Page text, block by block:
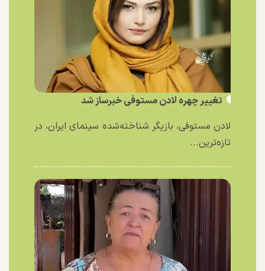
تغییر چهره لادن مستوفی خبرساز شد
لادن مستوفی، بازیگر شناخته‌شده سینمای ایران، در
تازه‌ترین...